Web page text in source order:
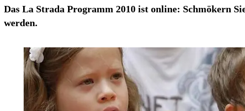
Das La Strada Programm 2010 ist online: Schmökern
werden.